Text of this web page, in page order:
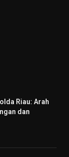
Riau: Arah
dan